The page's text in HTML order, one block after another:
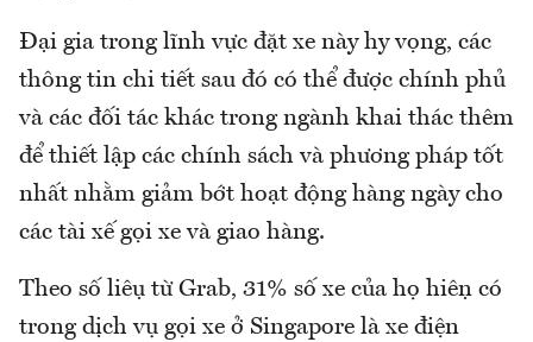
Đại gia trong lĩnh vực đặt xe này hy vọng, các
thông tin chi tiết sau đó có thể được chính phủ
và các đối tác khác trong ngành khai thác thêm
để thiết lập các chính sách và phương pháp tốt
nhất nhằm giảm bớt hoạt động hàng ngày cho
các tài xế gọi xe và giao hàng.
Theo số liệu từ Grab, 31% số xe của họ hiện có
trong dịch vụ gọi xe ở Singapore là xe điện